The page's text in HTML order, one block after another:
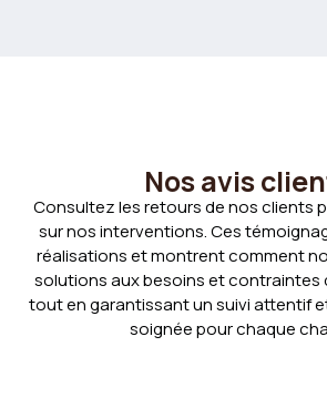
Nos avis
Consultez les retours de nos clients
sur nos interventions. Ces
réalisations et montrent comment
solutions aux besoins et contraintes
tout en garantissant un suivi attentif
soignée pour chaque